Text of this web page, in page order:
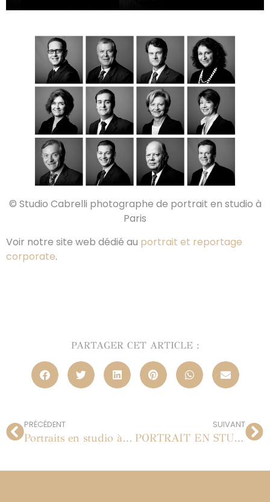
© Studio Cabrelli photographe de portrait en studio à
Paris
Voir notre site web dédié au portrait et reportage
corporate.
PARTAGER CET ARTICLE :
PRÉCÉDENT
Portraits en studio à Paris
SUIVANT
PORTRAIT EN STUDIO À PARIS